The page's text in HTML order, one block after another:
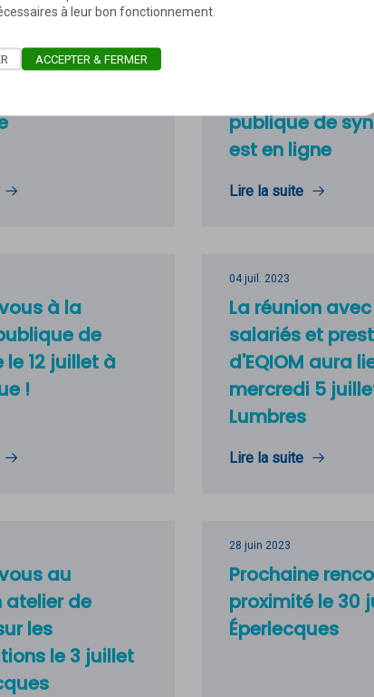
Le replay de la
publique de
est en ligne
Lire la suite
à la
de
le 12 juillet à
!
04 juil. 2023
La réunion
salariés et
d'EQIOM aura
mercredi 5
Lumbres
Lire la suite
au
atelier de
les
le 3 juillet
28 juin 2023
Prochaine
proximité le 30
Éperlecques
à leur bon fonctionnement.
ACCEPTER & FERMER